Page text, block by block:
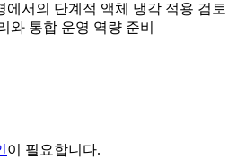
에서의 단계적 액체 냉각 적용 검토
와 통합 운영 역량 준비
이 필요합니다.